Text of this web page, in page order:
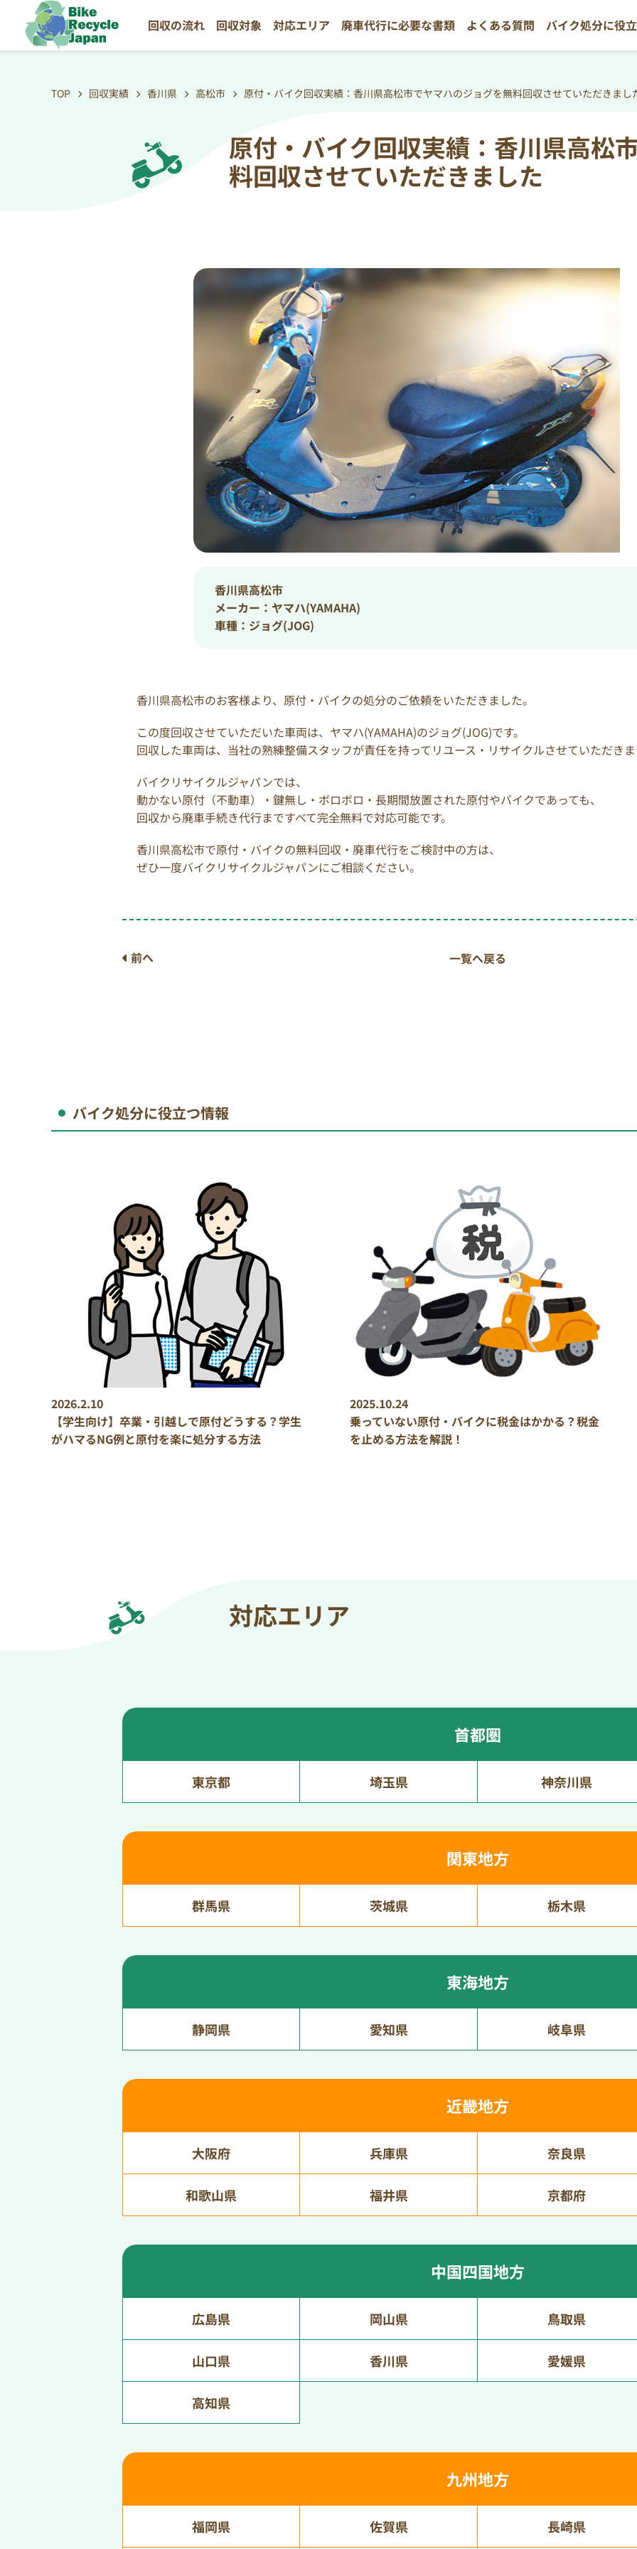
回収の流れ 回収対象 対応エリア 廃車代行に必要な書類 よくある質問 バイク処分に役
TOP 回収実績 香川県 高松市 原付・バイク回収実績：香川県高松市でヤマハのジョグを無料回収させていただきまし
原付・バイク回収実績：香川県高松
料回収させていただきました
香川県高松市
メーカー：ヤマハ(YAMAHA)
車種：ジョグ(JOG)
香川県高松市のお客様より、原付・バイクの処分のご依頼をいただきました。
この度回収させていただいた車両は、ヤマハ(YAMAHA)のジョグ(JOG)です。
回収した車両は、当社の熟練整備スタッフが責任を持ってリユース・リサイクルさせていただき
バイクリサイクルジャパンでは、
動かない原付（不動車）・鍵無し・ボロボロ・長期間放置された原付やバイクであっても、
回収から廃車手続き代行まですべて完全無料で対応可能です。
香川県高松市で原付・バイクの無料回収・廃車代行をご検討中の方は、
ぜひ一度バイクリサイクルジャパンにご相談ください。
前へ 一覧へ戻る
バイク処分に役立つ情報
2026.2.10
【学生向け】卒業・引越しで原付どうする？学生
がハマるNG例と原付を楽に処分する方法
2025.10.24
乗っていない原付・バイクに税金はかかる？税金
を止める方法を解説！
対応エリア
首都圏
東京都 埼玉県 神奈川県
関東地方
群馬県 茨城県 栃木県
東海地方
静岡県 愛知県 岐阜県
近畿地方
大阪府 兵庫県 奈良県
和歌山県 福井県 京都府
中国四国地方
広島県 岡山県 鳥取県
山口県 香川県 愛媛県
高知県
九州地方
福岡県 佐賀県 長崎県